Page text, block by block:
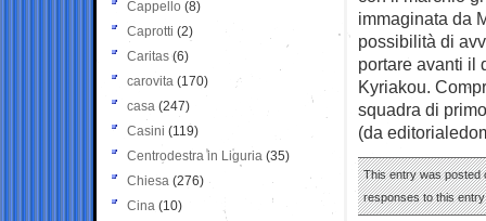
immaginata da
possibilità di
portare avanti il
Kyriakou.
squadra di
(da
This entry was posted
responses to this
Cappello (8)
Caprotti (2)
Caritas (6)
carovita (170)
casa (247)
Casini (119)
Centrodestra in Liguria (35)
Chiesa (276)
Cina (10)